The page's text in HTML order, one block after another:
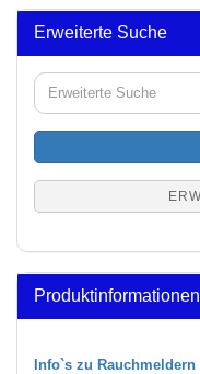
Erweiterte Suche
Erweiterte
Suche
Produktinformationen
Info`s zu Rauchmeldern